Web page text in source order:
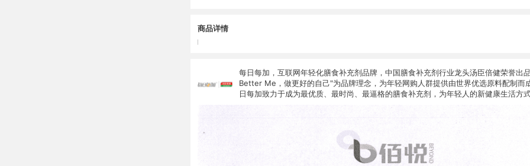
商品详情
每日每加，互联网年轻化膳食补充剂品牌，中国膳食补充剂行业龙头汤臣倍健荣誉出
Better Me，做更好的自己"为品牌理念，为年轻网购人群提供由世界优选原料配制而
日每加致力于成为最优质、最时尚、最逼格的膳食补充剂，为年轻人的新健康生活方